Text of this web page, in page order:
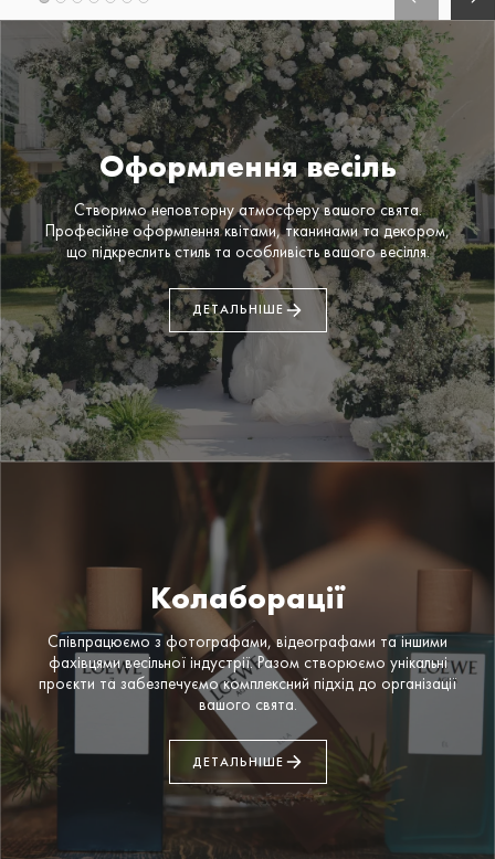
Свічники
Статуетки
Текстиль
Торшери
Фоторамки
Шкатулки Оформлення весіль
Створимо неповторну атмосферу вашого свята.
Професійне оформлення квітами, тканинами та декором,
що підкреслить стиль та особливість вашого весілля.
ДЕТАЛЬНІШЕ
Колаборації
Співпрацюємо з фотографами, відеографами та іншими
фахівцями весільної індустрії. Разом створюємо унікальні
проєкти та забезпечуємо комплексний підхід до організації
вашого свята.
ДЕТАЛЬНІШЕ